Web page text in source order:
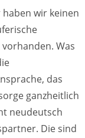
wir keinen
Was
das
ganzheitlich
neudeutsch
Die sind